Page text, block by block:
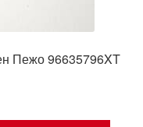
Пежо 96635796XT